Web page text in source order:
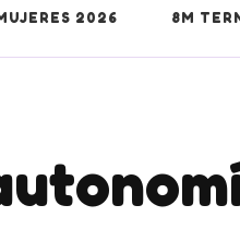
2026 8M